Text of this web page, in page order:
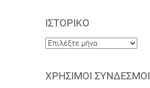
ΙΣΤΟΡΙΚΌ
Ιστορικό
ΧΡΉΣΙΜΟΙ ΣΎΝΔΕΣΜΟΙ